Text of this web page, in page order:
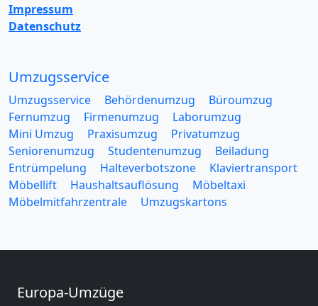
Impressum
Datenschutz
Umzugsservice
Umzugsservice Behördenumzug
Büroumzug
Fernumzug
Firmenumzug
Laborumzug
Mini Umzug
Praxisumzug
Privatumzug
Seniorenumzug
Studentenumzug
Beiladung
Entrümpelung
Halteverbotszone
Klaviertransport
Möbellift
Haushaltsauflösung
Möbeltaxi
Möbelmitfahrzentrale
Umzugskartons
Europa-Umzüge